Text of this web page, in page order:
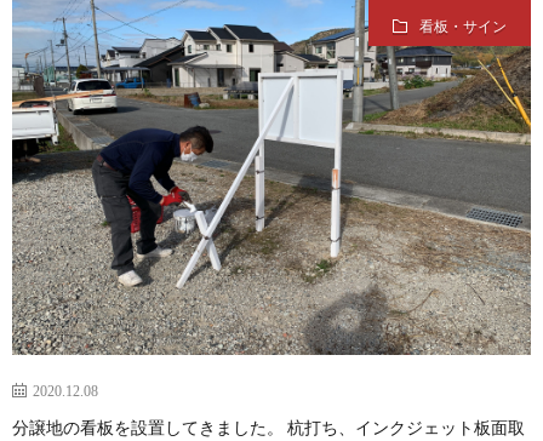
看板・サイン
2020.12.08
分譲地の看板を設置してきました。 杭打ち、インクジェット板面取